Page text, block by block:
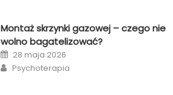
Montaż skrzynki gazowej – czego nie
wolno bagatelizować?
Posted
on
28 maja 2026
Author
Psychoterapia